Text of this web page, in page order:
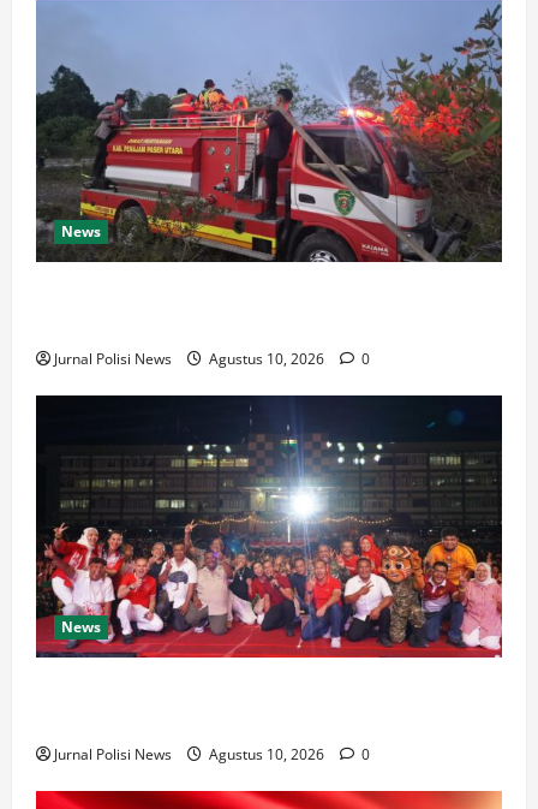
News
Jurnal Polisi News Agustus 10, 2026 0
News
Jurnal Polisi News Agustus 10, 2026 0